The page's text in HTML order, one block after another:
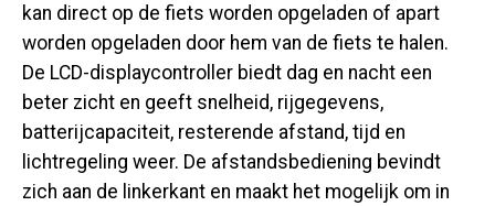
kan direct op de fiets worden opgeladen of apart
worden opgeladen door hem van de fiets te halen.
De LCD-displaycontroller biedt dag en nacht een
beter zicht en geeft snelheid, rijgegevens,
batterijcapaciteit, resterende afstand, tijd en
lichtregeling weer. De afstandsbediening bevindt
zich aan de linkerkant en maakt het mogelijk om in